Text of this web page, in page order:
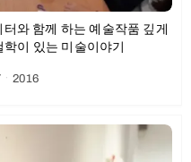
와 함께 하는 예술작품 깊게
이 있는 미술이야기
ㆍ2016